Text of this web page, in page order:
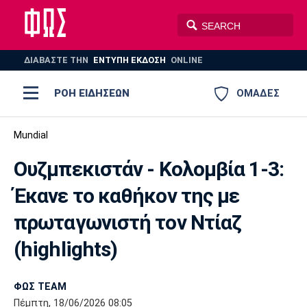
ΔΙΑΒΑΣΤΕ THN ΕΝΤΥΠΗ ΕΚΔΟΣΗ ONLINE
ΟΜΑΔΕΣ
ΡΟΗ ΕΙΔΗΣΕΩΝ
AUTO-MOTO PLUS
Ποδόσφαιρο
Super League 1
Super League 2
Γ Εθνική
Μπάσκετ
Ελλάδα
Εθνική
Ολυμπιακοί Αγώνες
Βόλεϊ
Ολυμπιακός ΑΕΚ ΠΑΟΚ
Mundial
Ουζμπεκιστάν - Κολομβία 1-3:
Έκανε το καθήκον της με
πρωταγωνιστή τον Ντίαζ
(highlights)
ΦΩΣ TEAM
Πέμπτη, 18/06/2026 08:05